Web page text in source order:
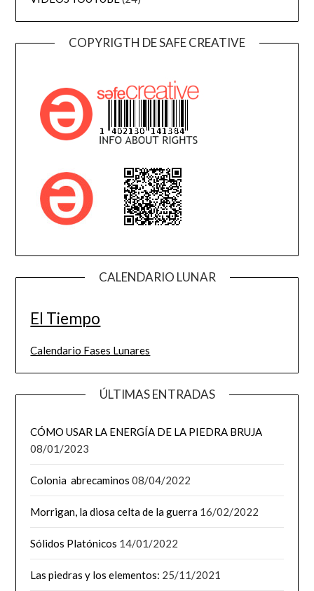
COPYRIGTH DE SAFE CREATIVE
CALENDARIO LUNAR
El Tiempo
Calendario Fases Lunares
ÚLTIMAS ENTRADAS
CÓMO USAR LA ENERGÍA DE LA PIEDRA BRUJA
08/01/2023
Colonia abrecaminos 08/04/2022
Morrigan, la diosa celta de la guerra 16/02/2022
Sólidos Platónicos 14/01/2022
Las piedras y los elementos: 25/11/2021